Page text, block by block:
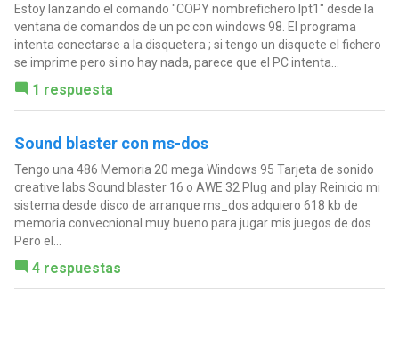
Estoy lanzando el comando "COPY nombrefichero lpt1" desde la
ventana de comandos de un pc con windows 98. El programa
intenta conectarse a la disquetera ; si tengo un disquete el fichero
se imprime pero si no hay nada, parece que el PC intenta...
1 respuesta
Sound blaster con ms-dos
Tengo una 486 Memoria 20 mega Windows 95 Tarjeta de sonido
creative labs Sound blaster 16 o AWE 32 Plug and play Reinicio mi
sistema desde disco de arranque ms_dos adquiero 618 kb de
memoria convecnional muy bueno para jugar mis juegos de dos
Pero el...
4 respuestas